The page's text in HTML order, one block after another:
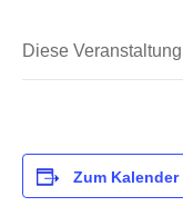
Diese
Zum